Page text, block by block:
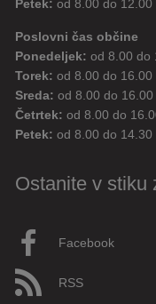
Petek: od 8.00 do 12.00
Poslovni čas občine
Ponedeljek: od 8.00 do
Torek: od 8.00 do 16.00
Sreda: od 8.00 do 16.00
Četrtek: od 8.00 do
Petek: od 8.00 do 14.30
Ostanite v stiku
Facebook
RSS